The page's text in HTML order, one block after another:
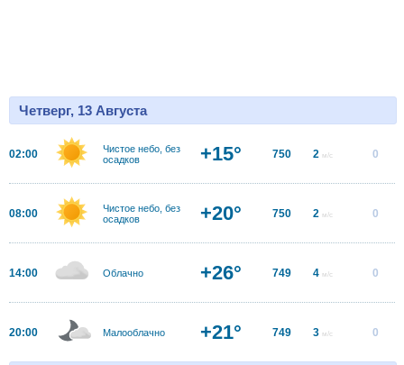
Четверг, 13 Августа
02:00
Чистое небо, без
осадков
+15° 750 2 м/с 0
08:00
Чистое небо, без
осадков
+20° 750 2 м/с 0
14:00 Облачно +26° 749 4 м/с 0
20:00 Малооблачно +21° 749 3 м/с 0